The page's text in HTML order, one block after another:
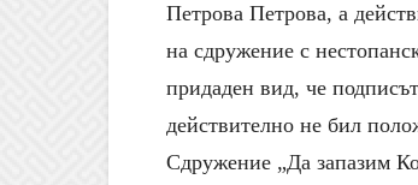
Петрова Петрова, а
на сдружение с
придаден вид, че
действително не бил
Сдружение „Да запазим